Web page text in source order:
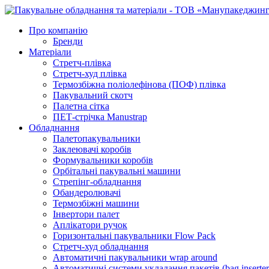
Про компанію
Бренди
Матеріали
Стретч-плівка
Стретч-худ плівка
Термозбіжна поліолефінова (ПОФ) плівка
Пакувальний скотч
Палетна сітка
ПЕТ-стрічка Manustrap
Обладнання
Палетопакувальники
Заклеювачі коробів
Формувальники коробів
Орбітальні пакувальні машини
Стрепінг-обладнання
Обандеролювачі
Термозбіжні машини
Інвертори палет
Аплікатори ручок
Горизонтальні пакувальники Flow Pack
Стретч-худ обладнання
Автоматичні пакувальники wrap around